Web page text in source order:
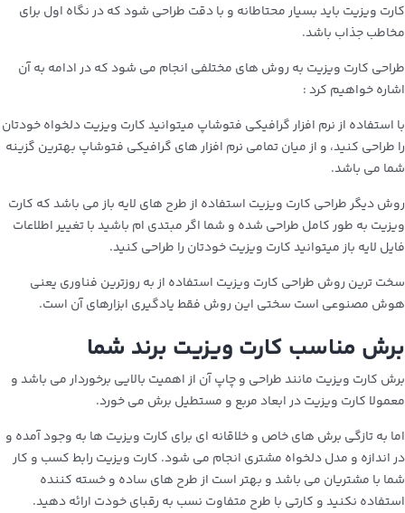
کارت ویزیت باید بسیار محتاطانه و با دقت طراحی شود که در نگاه اول برای
مخاطب جذاب باشد.
طراحی کارت ویزیت به روش های مختلفی انجام می شود که در ادامه به آن
اشاره خواهیم کرد :
با استفاده از نرم افزار گرافیکی فتوشاپ میتوانید کارت ویزیت دلخواه خودتان
را طراحی کنید، و از میان تمامی نرم افزار های گرافیکی فتوشاپ بهترین گزینه
شما می باشد.
روش دیگر طراحی کارت ویزیت استفاده از طرح های لایه باز می باشد که کارت
ویزیت به طور کامل طراحی شده و شما اگر مبتدی ام باشید با تغییر اطلاعات
فایل لایه باز میتوانید کارت ویزیت خودتان را طراحی کنید.
سخت‌ ترین روش طراحی کارت ویزیت استفاده از به‌ روزترین فناوری یعنی
هوش مصنوعی است سختی این روش فقط یادگیری ابزارهای آن است.
برش مناسب کارت ویزیت برند شما
برش کارت ویزیت مانند طراحی و چاپ آن از اهمیت بالایی برخوردار می باشد و
معمولا کارت ویزیت در ابعاد مربع و مستطیل برش می‌ خورد.
اما به تازگی برش های خاص و خلاقانه ای برای کارت ویزیت ها به وجود آمده و
در اندازه و مدل دلخواه مشتری انجام می شود. کارت ویزیت رابط کسب و کار
شما با مشتریان می باشد و بهتر است از طرح های ساده و خسته کننده
استفاده نکنید و کارتی با طرح متفاوت نسب به رقبای خودت ارائه دهید.